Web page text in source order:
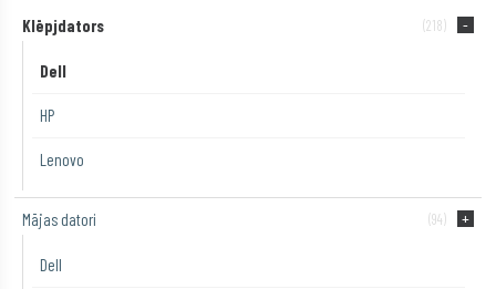
Klēpjdators (218)
Dell
HP
Lenovo
Mājas datori (94)
Dell